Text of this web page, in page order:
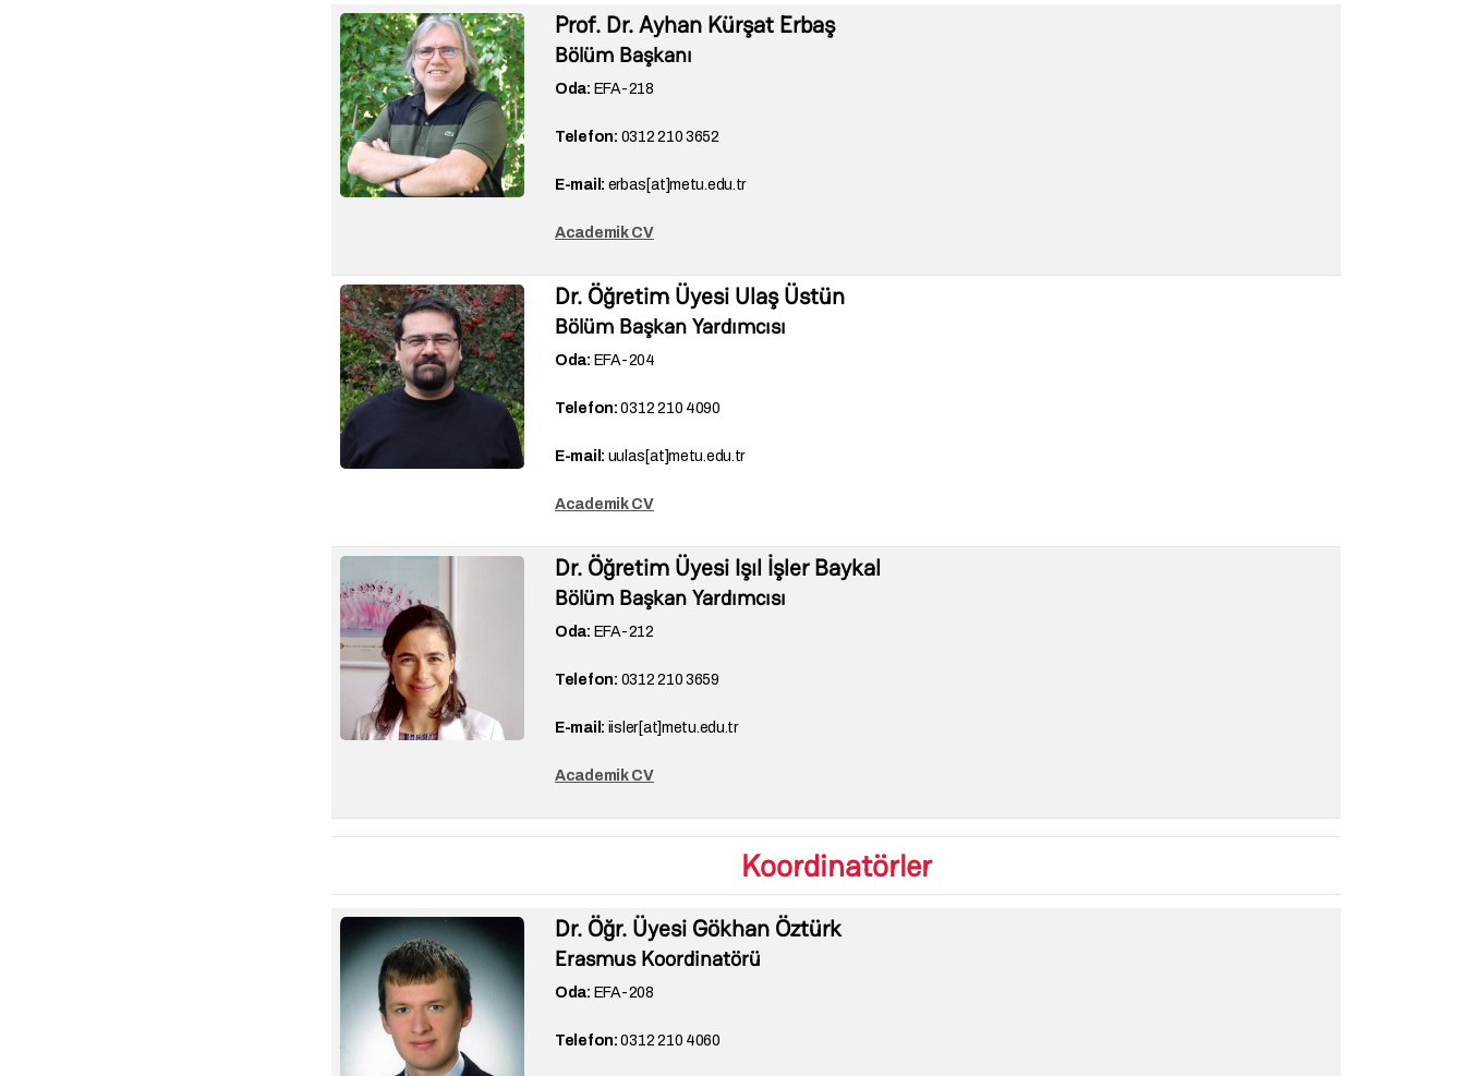
Prof. Dr. Ayhan Kürşat Erbaş
Bölüm Başkanı
Oda: EFA-218
Telefon: 0312 210 3652
E-mail: erbas[at]metu.edu.tr
Academik CV
Dr. Öğretim Üyesi Ulaş Üstün
Bölüm Başkan Yardımcısı
Oda: EFA-204
Telefon: 0312 210 4090
E-mail: uulas[at]metu.edu.tr
Academik CV
Dr. Öğretim Üyesi Işıl İşler Baykal
Bölüm Başkan Yardımcısı
Oda: EFA-212
Telefon: 0312 210 3659
E-mail: iisler[at]metu.edu.tr
Academik CV
Koordinatörler
Dr. Öğr. Üyesi Gökhan Öztürk
Erasmus Koordinatörü
Oda: EFA-208
Telefon: 0312 210 4060